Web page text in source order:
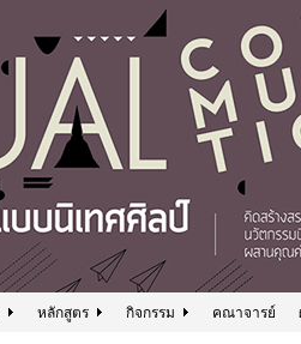
หลักสูตร กิจกรรม คณาจารย์